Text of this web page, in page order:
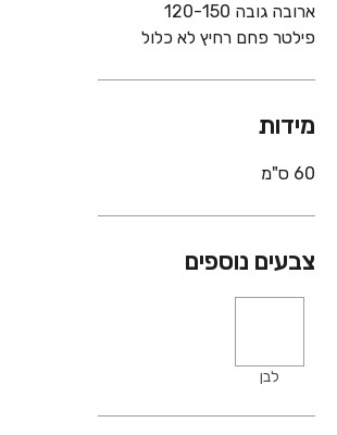
ארובה גובה 120-150
פילטר פחם רחיץ לא כלול
מידות
60 ס"מ
צבעים נוספים
לבן